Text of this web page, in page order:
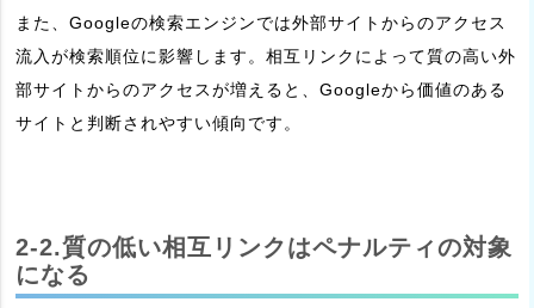
また、Googleの検索エンジンでは外部サイトからのアクセス
流入が検索順位に影響します。相互リンクによって質の高い外
部サイトからのアクセスが増えると、Googleから価値のある
サイトと判断されやすい傾向です。
2-2.質の低い相互リンクはペナルティの対象
になる